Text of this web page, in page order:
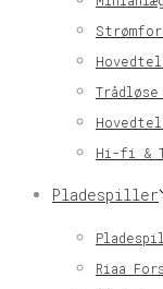
Hi-fi &
Pladespiller
Riaa